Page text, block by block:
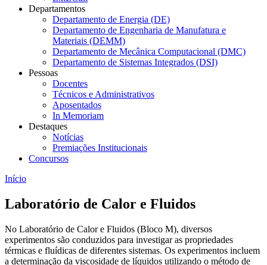
Departamentos
Departamento de Energia (DE)
Departamento de Engenharia de Manufatura e
Materiais (DEMM)
Departamento de Mecânica Computacional (DMC)
Departamento de Sistemas Integrados (DSI)
Pessoas
Docentes
Técnicos e Administrativos
Aposentados
In Memoriam
Destaques
Notícias
Premiações Institucionais
Concursos
Início
Laboratório de Calor e Fluidos
No Laboratório de Calor e Fluidos (Bloco M), diversos
experimentos são conduzidos para investigar as propriedades
térmicas e fluídicas de diferentes sistemas. Os experimentos incluem
a determinação da viscosidade de líquidos utilizando o método de